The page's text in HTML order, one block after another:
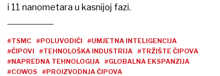
i 11 nanometara u kasnijoj fazi.
#TSMC #POLUVODIČI
#UMJETNA INTELIGENCIJA
#ČIPOVI
#TEHNOLOŠKA INDUSTRIJA
#TRŽIŠTE ČIPOVA
#NAPREDNA TEHNOLOGIJA
#GLOBALNA EKSPANZIJA
#COWOS
#PROIZVODNJA ČIPOVA